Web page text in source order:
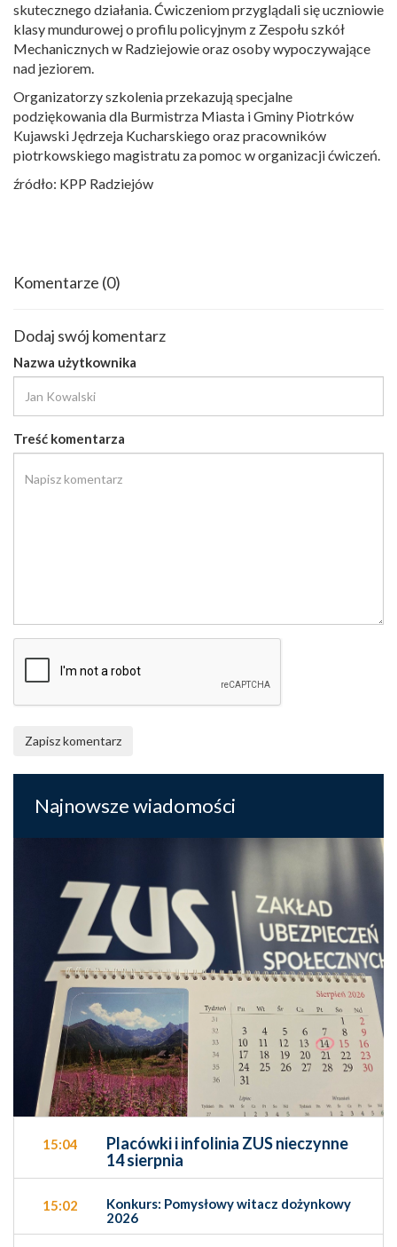
skutecznego działania. Ćwiczeniom przyglądali się uczniowie
klasy mundurowej o profilu policyjnym z Zespołu szkół
Mechanicznych w Radziejowie oraz osoby wypoczywające
nad jeziorem.
Organizatorzy szkolenia przekazują specjalne
podziękowania dla Burmistrza Miasta i Gminy Piotrków
Kujawski Jędrzeja Kucharskiego oraz pracowników
piotrkowskiego magistratu za pomoc w organizacji ćwiczeń.
źródło: KPP Radziejów
Komentarze (0)
Dodaj swój komentarz
Nazwa użytkownika
Treść komentarza
Zapisz komentarz
Najnowsze wiadomości
15:04
Placówki i infolinia ZUS nieczynne
14 sierpnia
15:02
Konkurs: Pomysłowy witacz dożynkowy
2026